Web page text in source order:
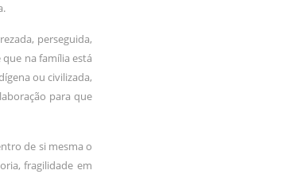
perseguida,
na família está
ou civilizada,
para que
de si mesma o
fragilidade em